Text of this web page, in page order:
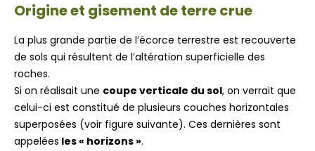
Origine et gisement de terre crue
La plus grande partie de l’écorce terrestre est recouverte
de sols qui résultent de l’altération superficielle des
roches.
Si on réalisait une coupe verticale du sol, on verrait que
celui-ci est constitué de plusieurs couches horizontales
superposées (voir figure suivante). Ces dernières sont
appelées les « horizons ».